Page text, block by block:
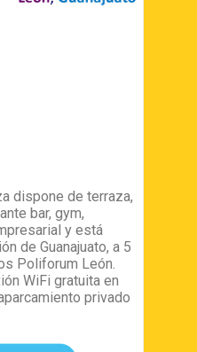
dispone de terraza,
bar, gym,
y está
de Guanajuato, a 5
Poliforum León.
WiFi gratuita en
privado